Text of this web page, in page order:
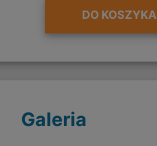
DO KOSZYKA
Galeria